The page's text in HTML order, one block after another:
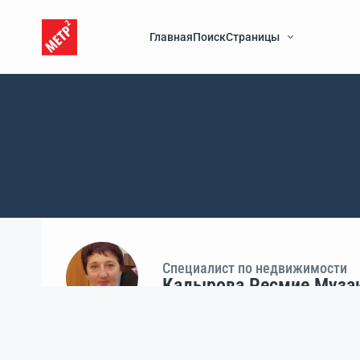
ГлавнаяПоискСтраницы
Специалист по недвижимости
Кадырова Ресмие